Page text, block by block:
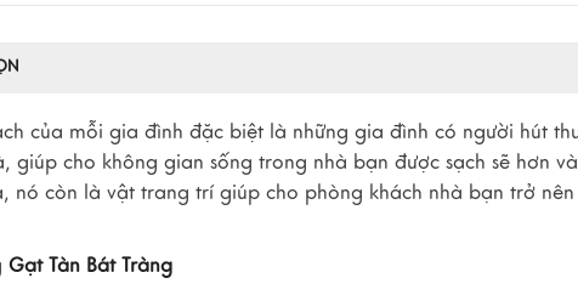
của mỗi gia đình đặc biệt là những gia đình có người hút
cho không gian sống trong nhà bạn được sạch sẽ hơn
nó còn là vật trang trí giúp cho phòng khách nhà bạn trở nên
Gạt Tàn Bát Tràng